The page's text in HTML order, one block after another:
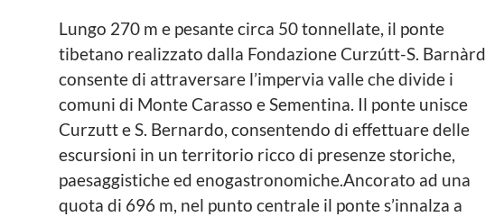
Lungo 270 m e pesante circa 50 tonnellate, il ponte
tibetano realizzato dalla Fondazione Curzútt-S. Barnàrd
consente di attraversare l’impervia valle che divide i
comuni di Monte Carasso e Sementina. Il ponte unisce
Curzutt e S. Bernardo, consentendo di effettuare delle
escursioni in un territorio ricco di presenze storiche,
paesaggistiche ed enogastronomiche.Ancorato ad una
quota di 696 m, nel punto centrale il ponte s’innalza a